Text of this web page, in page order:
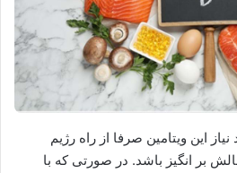
این ویتامین صرفا از راه رژیم
بر انگیز باشد. در صورتی که با